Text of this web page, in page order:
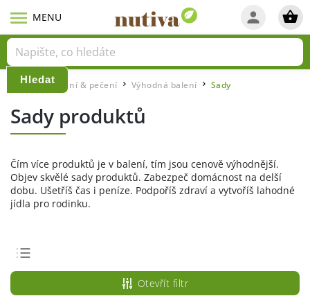
Hledat
Domů / Vaření & pečení Výhodná balení Sady
Sady produktů
Čím více produktů je v balení, tím jsou cenově výhodnější.
Objev skvělé sady produktů. Zabezpeč domácnost na delší
dobu. Ušetříš čas i peníze. Podpoříš zdraví a vytvoříš lahodné
jídla pro rodinku.
Doporučujeme
Nejlevnější
Otevřít filtr